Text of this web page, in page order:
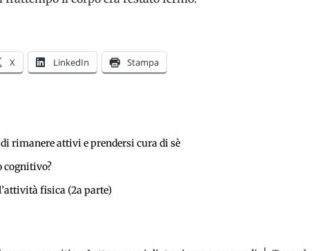
X LinkedIn Stampa
rimanere attivi e prendersi cura di sè
cognitivo?
fisica (2a parte)